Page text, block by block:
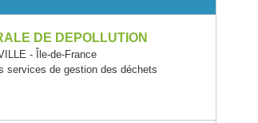
DE DEPOLLUTION
- Île-de-France
services de gestion des déchets